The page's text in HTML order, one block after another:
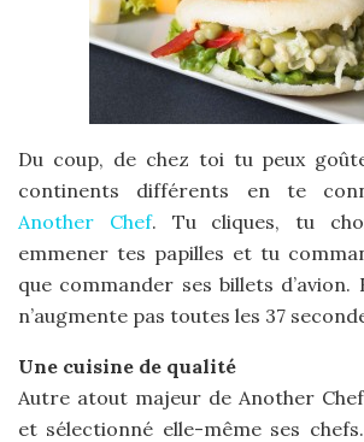
Du coup, de chez toi tu peux
continents différents en te
Another Chef. Tu cliques, tu
emmener tes papilles et tu
que commander ses billets
n’augmente pas toutes les 37
Une cuisine de qualité
Autre atout majeur de Another
et sélectionné elle-même ses